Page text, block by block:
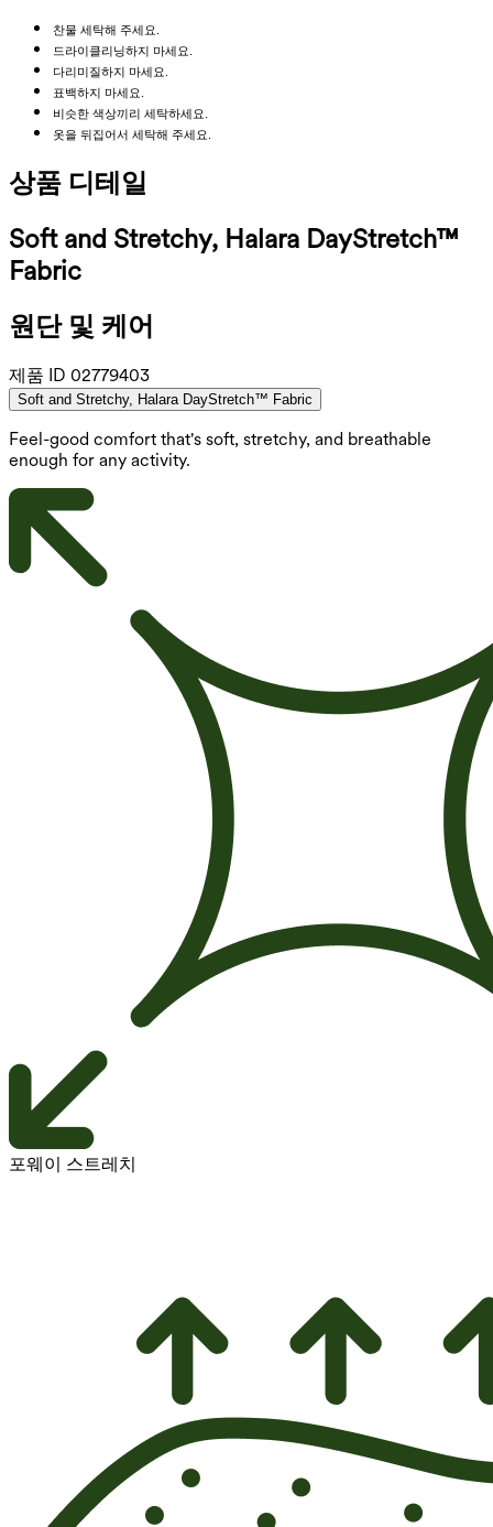
찬물 세탁해 주세요.
드라이클리닝하지 마세요.
다리미질하지 마세요.
표백하지 마세요.
비슷한 색상끼리 세탁하세요.
옷을 뒤집어서 세탁해 주세요.
상품 디테일
Soft and Stretchy, Halara DayStretch™
Fabric
원단 및 케어
제품 ID 02779403
Soft and Stretchy, Halara DayStretch™ Fabric
Feel-good comfort that's soft, stretchy, and breathable
enough for any activity.
포웨이 스트레치